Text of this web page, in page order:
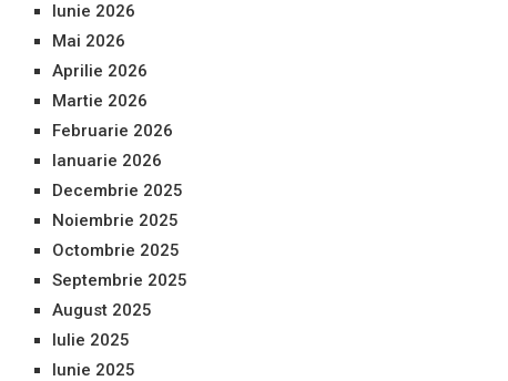
Iunie 2026
Mai 2026
Aprilie 2026
Martie 2026
Februarie 2026
Ianuarie 2026
Decembrie 2025
Noiembrie 2025
Octombrie 2025
Septembrie 2025
August 2025
Iulie 2025
Iunie 2025